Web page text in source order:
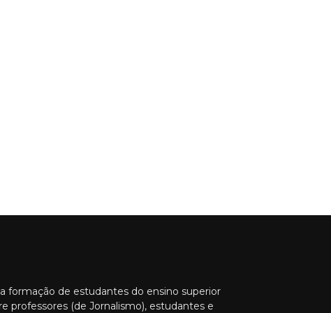
formação de estudantes do ensino superior
professores (de Jornalismo), estudantes e